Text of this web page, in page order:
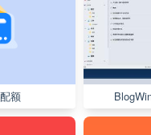
额